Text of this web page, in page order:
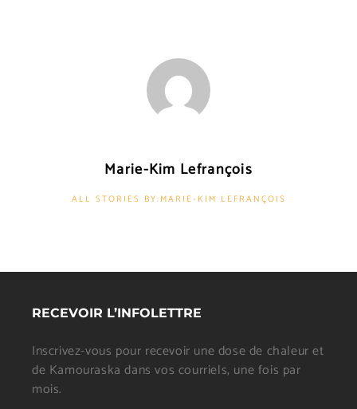
Marie-Kim Lefrançois
ALL STORIES BY:MARIE-KIM LEFRANÇOIS
RECEVOIR L’INFOLETTRE
Inscrivez-vous pour recevoir une dose de chaleur et
de Kamouraska dans vos courriels, une fois par
mois.